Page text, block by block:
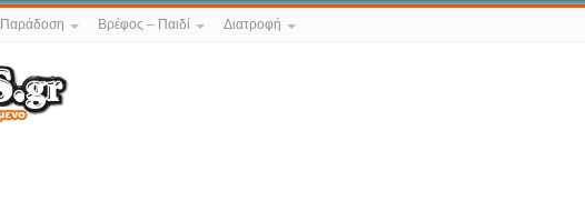
Παράδοση Βρέφος – Παιδί Διατροφή